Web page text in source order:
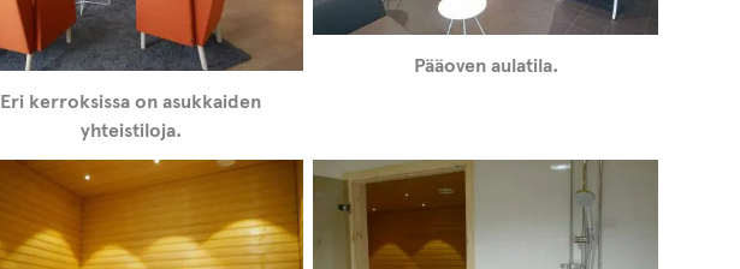
Eri kerroksissa on asukkaiden
yhteistiloja.
Pääoven aulatila.